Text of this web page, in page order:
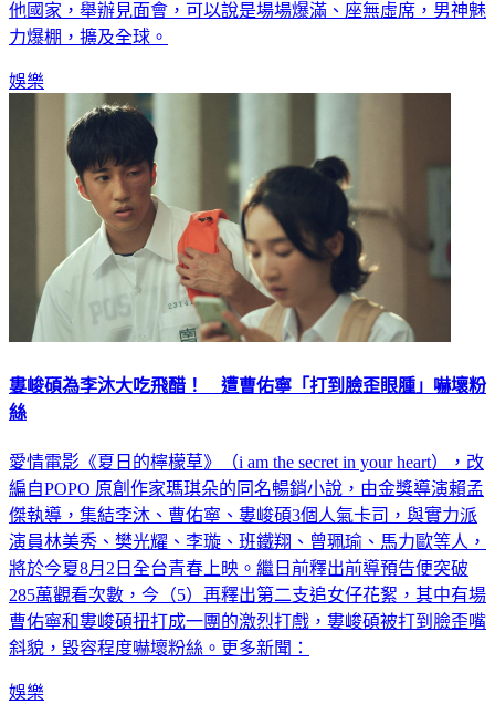
他國家，舉辦見面會，可以說是場場爆滿、座無虛席，男神魅
力爆棚，擴及全球。
娛樂
婁峻碩為李沐大吃飛醋！ 遭曹佑寧「打到臉歪眼腫」嚇壞粉
絲
愛情電影《夏日的檸檬草》（i am the secret in your heart），改
編自POPO 原創作家瑪琪朵的同名暢銷小說，由金獎導演賴孟
傑執導，集結李沐、曹佑寧、婁峻碩3個人氣卡司，與實力派
演員林美秀、樊光耀、李璇、班鐵翔、曾珮瑜、馬力歐等人，
將於今夏8月2日全台青春上映。繼日前釋出前導預告便突破
285萬觀看次數，今（5）再釋出第二支追女仔花絮，其中有場
曹佑寧和婁峻碩扭打成一團的激烈打戲，婁峻碩被打到臉歪嘴
斜貌，毀容程度嚇壞粉絲。更多新聞：
娛樂